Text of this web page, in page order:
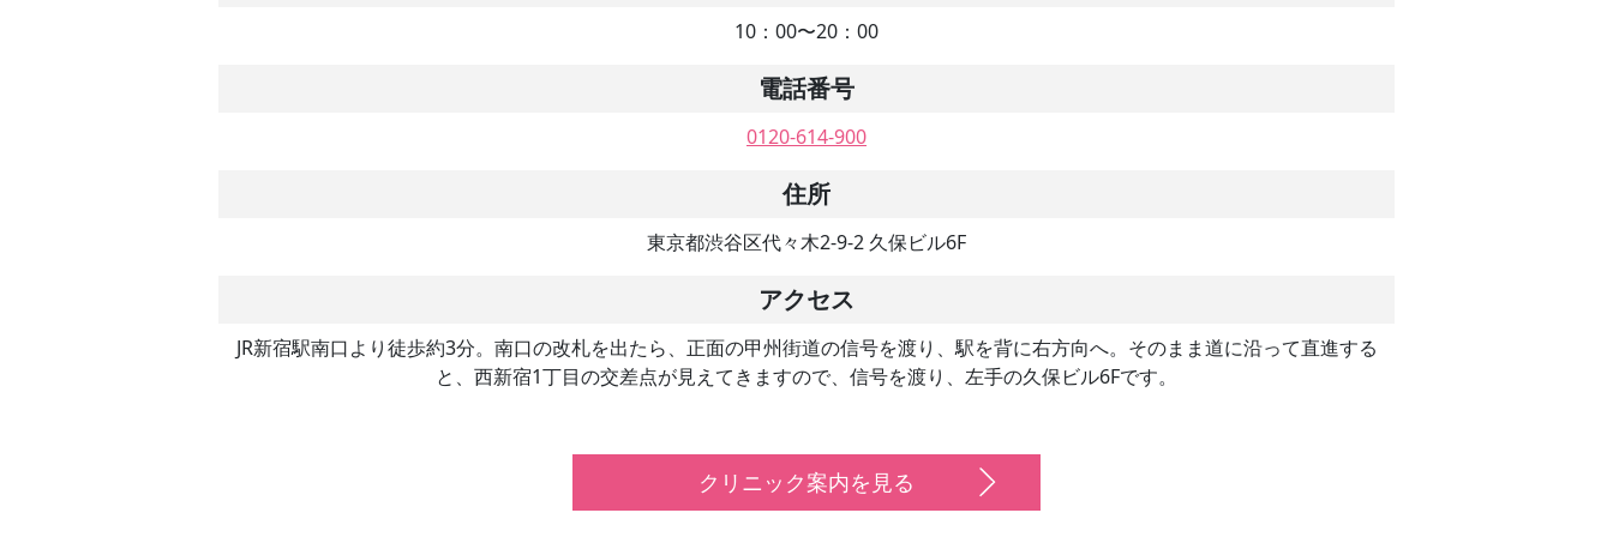
10：00〜20：00
電話番号
0120-614-900
住所
東京都渋谷区代々木2-9-2 久保ビル6F
アクセス
JR新宿駅南口より徒歩約3分。南口の改札を出たら、正面の甲州街道の信号を渡り、駅を背に右方向へ。そのまま道に沿って直進する
と、西新宿1丁目の交差点が見えてきますので、信号を渡り、左手の久保ビル6Fです。
クリニック案内を見る